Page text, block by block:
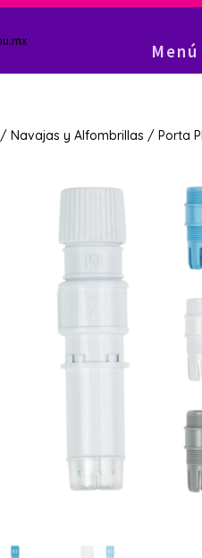
Menú
/Navajas y Alfombrillas / Porta